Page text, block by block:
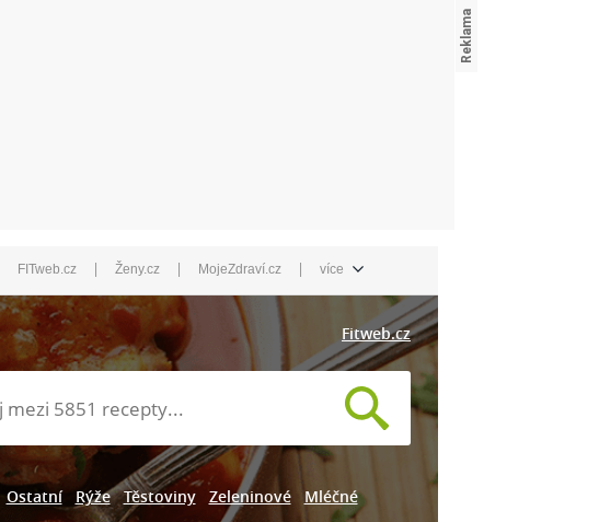
FITweb.cz | Ženy.cz | MojeZdraví.cz | více
Fitweb.cz
Ostatní Rýže Těstoviny Zeleninové Mléčné